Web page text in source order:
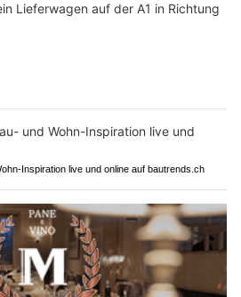
Lieferwagen auf der A1 in Richtung
Inspiration live und online auf bautrends.ch